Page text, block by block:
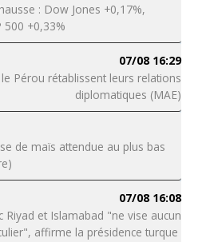
: Dow Jones +0,17%,
500 +0,33%
07/08 16:29
Pérou rétablissent leurs relations
diplomatiques (MAE)
de maïs attendue au plus bas
07/08 16:08
Riyad et Islamabad "ne vise aucun
affirme la présidence turque